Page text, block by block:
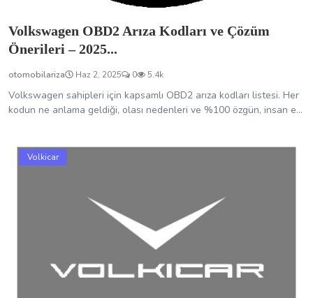
Volkswagen OBD2 Arıza Kodları ve Çözüm
Önerileri – 2025...
otomobilariza Haz 2, 2025 0 5.4k
Volkswagen sahipleri için kapsamlı OBD2 arıza kodları listesi. Her
kodun ne anlama geldiği, olası nedenleri ve %100 özgün, insan e...
Volkicar